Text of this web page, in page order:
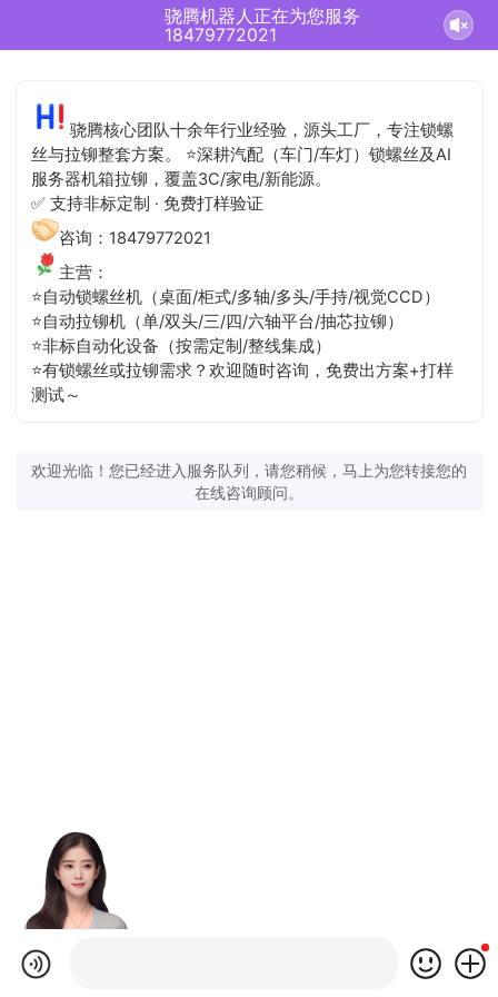
骁腾机器人正在为您服务
18479772021
骁腾核心团队十余年行业经验，源头工厂，专注锁螺
丝与拉铆整套方案。 ⭐深耕汽配（车门/车灯）锁螺丝及AI
服务器机箱拉铆，覆盖3C/家电/新能源。
✅ 支持非标定制 · 免费打样验证
咨询：18479772021
主营：
⭐自动锁螺丝机（桌面/柜式/多轴/多头/手持/视觉CCD）
⭐自动拉铆机（单/双头/三/四/六轴平台/抽芯拉铆）
⭐非标自动化设备（按需定制/整线集成）
⭐有锁螺丝或拉铆需求？欢迎随时咨询，免费出方案+打样
测试～
欢迎光临！您已经进入服务队列，请您稍候，马上为您转接您的
在线咨询顾问。